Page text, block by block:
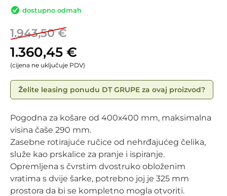
dostupno odmah
1.943,50€
1.360,45 €
(cijena ne uključuje PDV)
Želite leasing ponudu DT GRUPE za ovaj proizvod?
Pogodna za košare od 400x400 mm, maksimalna
visina čaše 290 mm.
Zasebne rotirajuće ručice od nehrđajućeg čelika,
služe kao prskalice za pranje i ispiranje.
Opremljena s čvrstim dvostruko obloženim
vratima s dvije šarke, potrebno joj je 325 mm
prostora da bi se kompletno mogla otvoriti.